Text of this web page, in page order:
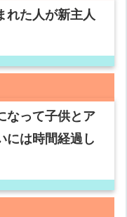
れた人が新主人
なって子供とア
には時間経過し